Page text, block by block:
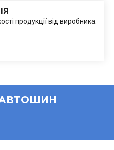
продукції від виробника.